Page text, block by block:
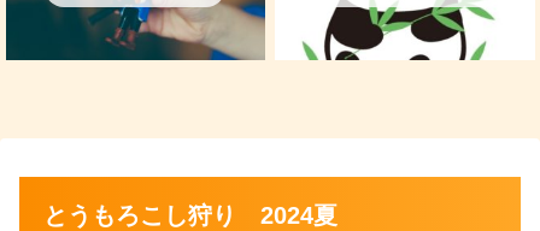
とうもろこし狩り 2024夏